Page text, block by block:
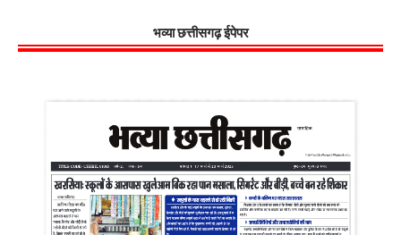
भव्या छत्तीसगढ़ ईपेपर